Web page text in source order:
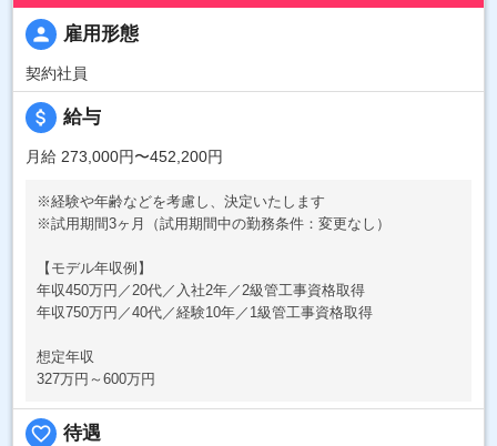
person 雇用形態
契約社員
attach_money 給与
月給 273,000円〜452,200円
※経験や年齢などを考慮し、決定いたします
※試用期間3ヶ月（試用期間中の勤務条件：変更なし）
【モデル年収例】
年収450万円／20代／入社2年／2級管工事資格取得
年収750万円／40代／経験10年／1級管工事資格取得
想定年収
327万円～600万円
favorite_border 待遇